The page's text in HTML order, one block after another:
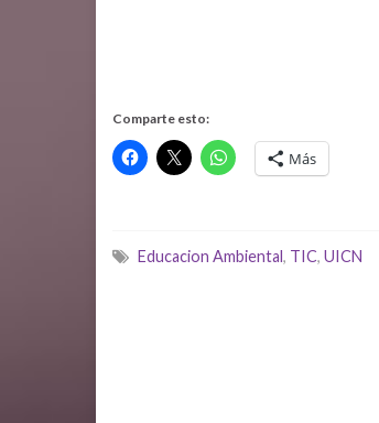
Comparte esto:
Más
Educacion Ambiental, TIC, UICN